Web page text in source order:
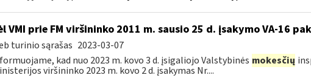
VMI prie FM viršininko 2011 m. sausio 25 d. įsakymo VA-16
turinio sąrašas 2023-03-07
kad nuo 2023 m. kovo 3 d. įsigaliojo Valstybinės mokesčių
viršininko 2023 m. kovo 2 d. įsakymas Nr....